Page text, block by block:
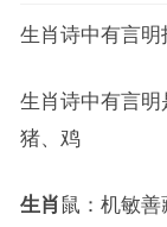
生肖诗中有言明
生肖诗中有言明
猪、鸡
生肖鼠：机敏